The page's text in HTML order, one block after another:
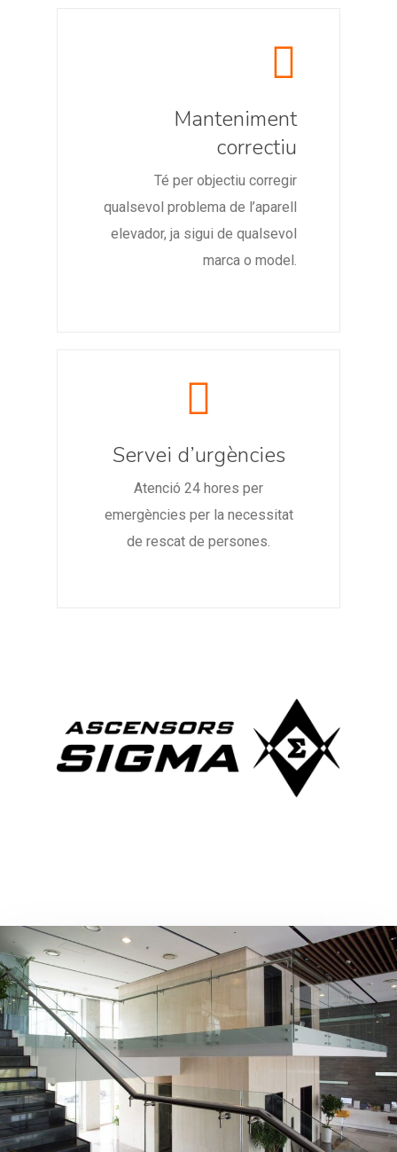
Manteniment
correctiu
Té per objectiu corregir
qualsevol problema de l’aparell
elevador, ja sigui de qualsevol
marca o model.
Servei d’urgències
Atenció 24 hores per
emergències per la necessitat
de rescat de persones.